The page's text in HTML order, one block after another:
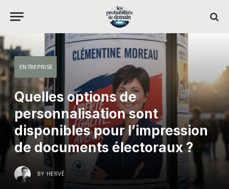
ENTREPRISE
Quelles options de
personnalisation sont
disponibles pour l’impression
de documents électoraux ?
BY HERVÉ